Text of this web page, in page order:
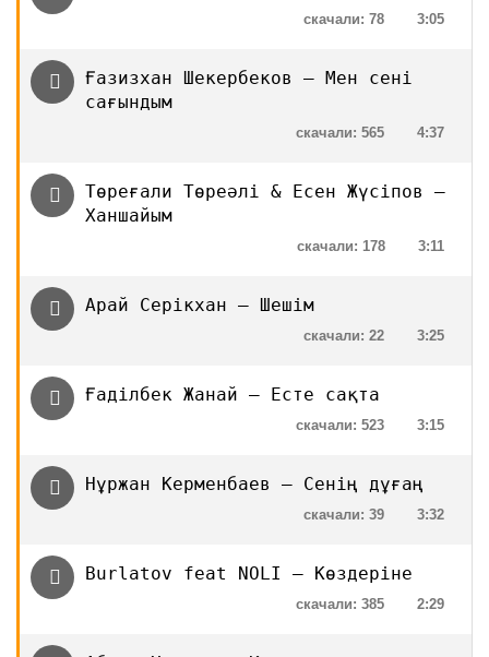
3:05
скачали: 78
Ғазизхан Шекербеков — Мен сені
сағындым
4:37
скачали: 565
Төреғали Төреәлі & Есен Жүсіпов —
Ханшайым
3:11
скачали: 178
Арай Серікхан — Шешім
3:25
скачали: 22
Ғаділбек Жанай — Есте сақта
3:15
скачали: 523
Нұржан Керменбаев — Сенің дұғаң
3:32
скачали: 39
Burlatov feat NOLI — Көздеріне
2:29
скачали: 385